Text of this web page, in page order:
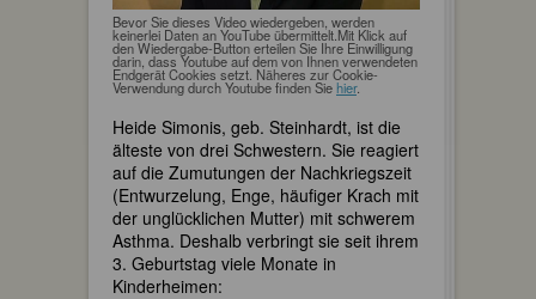
Bevor Sie dieses Video wiedergeben, werden
keinerlei Daten an YouTube übermittelt.Mit Klick auf
den Wiedergabe-Button erteilen Sie Ihre Einwilligung
darin, dass Youtube auf dem von Ihnen verwendeten
Endgerät Cookies setzt. Näheres zur Cookie-
Verwendung durch Youtube finden Siehier.
Heide Simonis, geb. Steinhardt, ist die
älteste von drei Schwestern. Sie reagiert
auf die Zumutungen der Nachkriegszeit
(Entwurzelung, Enge, häufiger Krach mit
der unglücklichen Mutter) mit schwerem
Asthma. Deshalb verbringt sie seit ihrem
3. Geburtstag viele Monate in
Kinderheimen: